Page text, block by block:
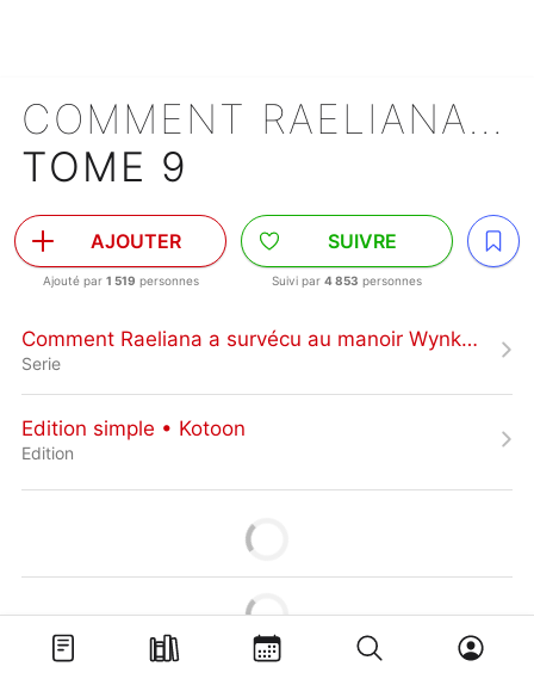
COMMENT RAELIANA A SURVÉCU AU MANOIR WYNKNIGHT
TOME 9
AJOUTER
Ajouté par 1 519 personnes
SUIVRE
Suivi par 4 853 personnes
Comment Raeliana a survécu au manoir Wynknight
Serie
Edition simple • Kotoon
Edition